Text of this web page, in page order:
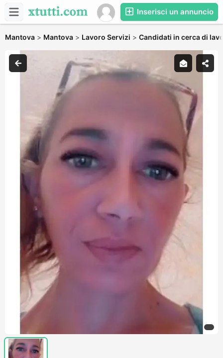
Inserisci un annuncio
Mantova > Mantova > Lavoro Servizi > Candidati in cerca di